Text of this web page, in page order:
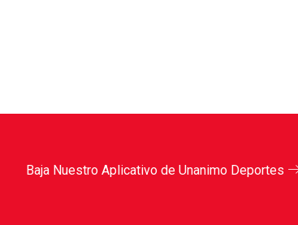
Baja Nuestro Aplicativo de Unanimo Deportes